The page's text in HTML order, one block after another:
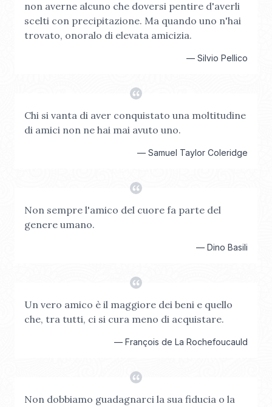
non averne alcuno che doversi pentire d'averli
scelti con precipitazione. Ma quando uno n'hai
trovato, onoralo di elevata amicizia.
— Silvio Pellico
Chi si vanta di aver conquistato una moltitudine
di amici non ne hai mai avuto uno.
— Samuel Taylor Coleridge
Non sempre l'amico del cuore fa parte del
genere umano.
— Dino Basili
Un vero amico è il maggiore dei beni e quello
che, tra tutti, ci si cura meno di acquistare.
— François de La Rochefoucauld
Non dobbiamo guadagnarci la sua fiducia o la